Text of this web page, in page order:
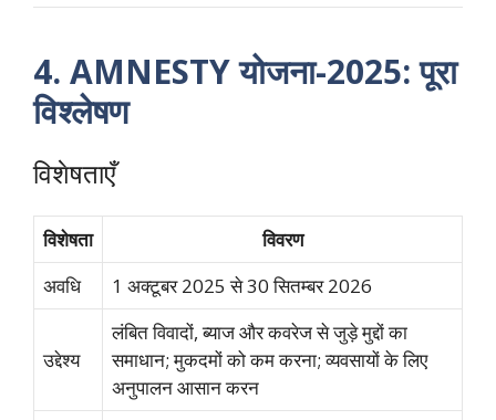
4. AMNESTY योजना-2025: पूरा
विश्लेषण
विशेषताएँ
विशेषता
विवरण
अवधि
1 अक्टूबर 2025 से 30 सितम्बर 2026
उद्देश्य
लंबित विवादों, ब्याज और कवरेज से जुड़े मुद्दों का
समाधान; मुकदमों को कम करना; व्यवसायों के लिए
अनुपालन आसान करन